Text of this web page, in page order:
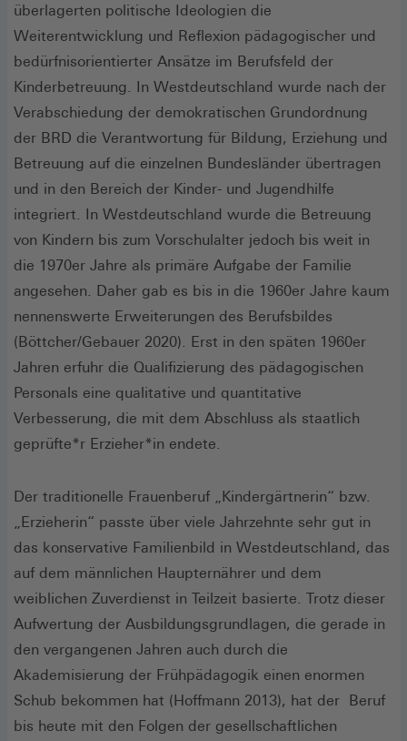
überlagerten politische Ideologien die
Weiterentwicklung und Reflexion pädagogischer und
bedürfnisorientierter Ansätze im Berufsfeld der
Kinderbetreuung. In Westdeutschland wurde nach der
Verabschiedung der demokratischen Grundordnung
der BRD die Verantwortung für Bildung, Erziehung und
Betreuung auf die einzelnen Bundesländer übertragen
und in den Bereich der Kinder- und Jugendhilfe
integriert. In Westdeutschland wurde die Betreuung
von Kindern bis zum Vorschulalter jedoch bis weit in
die 1970er Jahre als primäre Aufgabe der Familie
angesehen. Daher gab es bis in die 1960er Jahre kaum
nennenswerte Erweiterungen des Berufsbildes
(Böttcher/Gebauer 2020). Erst in den späten 1960er
Jahren erfuhr die Qualifizierung des pädagogischen
Personals eine qualitative und quantitative
Verbesserung, die mit dem Abschluss als staatlich
geprüfte*r Erzieher*in endete.
Der traditionelle Frauenberuf „Kindergärtnerin“ bzw.
„Erzieherin“ passte über viele Jahrzehnte sehr gut in
das konservative Familienbild in Westdeutschland, das
auf dem männlichen Haupternährer und dem
weiblichen Zuverdienst in Teilzeit basierte. Trotz dieser
Aufwertung der Ausbildungsgrundlagen, die gerade in
den vergangenen Jahren auch durch die
Akademisierung der Frühpädagogik einen enormen
Schub bekommen hat (Hoffmann 2013), hat der Beruf
bis heute mit den Folgen der gesellschaftlichen